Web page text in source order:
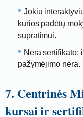
Jokių
kurios padėtų
supratimui.
Nėra sertifikato:
pažymėjimo nėra.
7. Centrinės
kursai ir